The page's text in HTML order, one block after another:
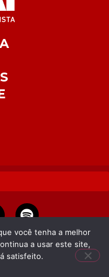
você tenha a melhor
a usar este site,
satisfeito.